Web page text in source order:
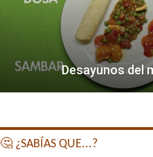
Desayunos del
🤔 ¿SABÍAS QUE...?